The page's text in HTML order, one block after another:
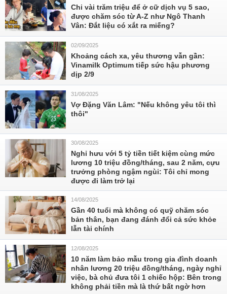
Chi vài trăm triệu để ở cữ dịch vụ 5 sao,
được chăm sóc từ A-Z như Ngô Thanh
Vân: Đắt liệu có xắt ra miếng?
02/09/2025
Khoảng cách xa, yêu thương vẫn gần:
Vinamilk Optimum tiếp sức hậu phương
dịp 2/9
31/08/2025
Vợ Đặng Văn Lâm: "Nếu không yêu tôi thì
thôi"
30/08/2025
Nghỉ hưu với 5 tỷ tiền tiết kiệm cùng mức
lương 10 triệu đồng/tháng, sau 2 năm, cựu
trưởng phòng ngậm ngùi: Tôi chỉ mong
được đi làm trở lại
14/08/2025
Gần 40 tuổi mà không có quỹ chăm sóc
bản thân, bạn đang đánh đổi cả sức khỏe
lẫn tài chính
12/08/2025
10 năm làm bảo mẫu trong gia đình doanh
nhân lương 20 triệu đồng/tháng, ngày nghỉ
việc, bà chủ đưa tôi 1 chiếc hộp: Bên trong
không phải tiền mà là thứ bất ngờ hơn